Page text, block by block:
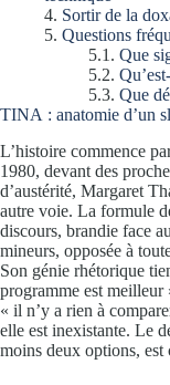
Sortir de la
Questions
Que
Que
TINA : anatomie d’un
L’histoire commence
1980, devant des
d’austérité, Margaret
autre voie. La formule
discours, brandie face
mineurs, opposée à
Son génie rhétorique
programme est
« il n’y a rien à
elle est inexistante. Le
moins deux options,